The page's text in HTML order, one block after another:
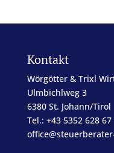
Kontakt
Wörgötter & Trixl
Ulmbichlweg 3
6380 St. Johann/Tirol
Tel.: +43 5352 628 67